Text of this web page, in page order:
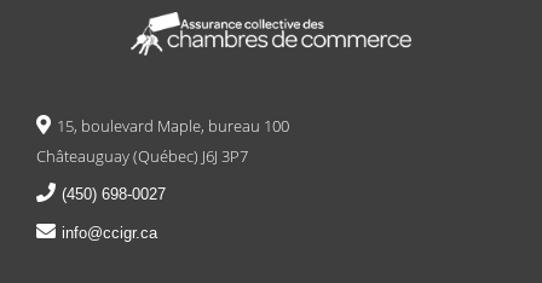
15, boulevard Maple, bureau 100
Châteauguay (Québec) J6J 3P7
(450) 698-0027
info@ccigr.ca